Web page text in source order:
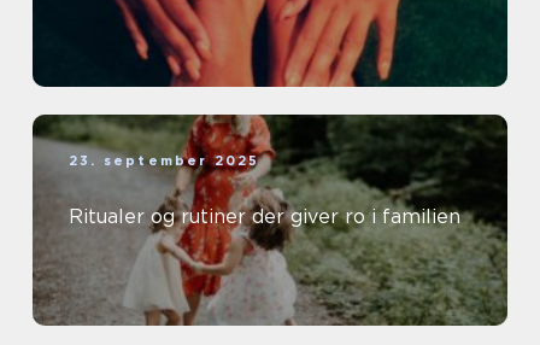
23. september 2025
Ritualer og rutiner der giver ro i familien